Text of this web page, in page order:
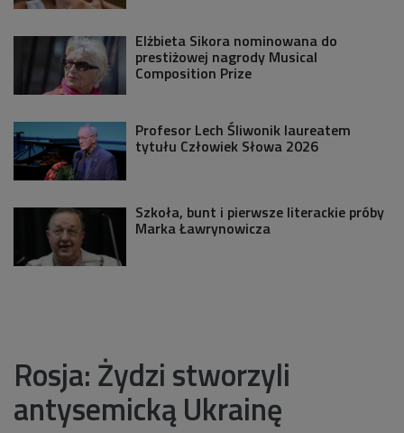
Elżbieta Sikora nominowana do
prestiżowej nagrody Musical
Composition Prize
Profesor Lech Śliwonik laureatem
tytułu Człowiek Słowa 2026
Szkoła, bunt i pierwsze literackie próby
Marka Ławrynowicza
Rosja: Żydzi stworzyli
antysemicką Ukrainę